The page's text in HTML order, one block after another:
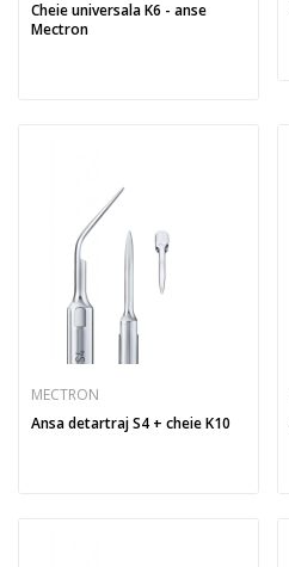
Cheie universala K6 - anse
Mectron
MECTRON
Ansa detartraj S4 + cheie K10